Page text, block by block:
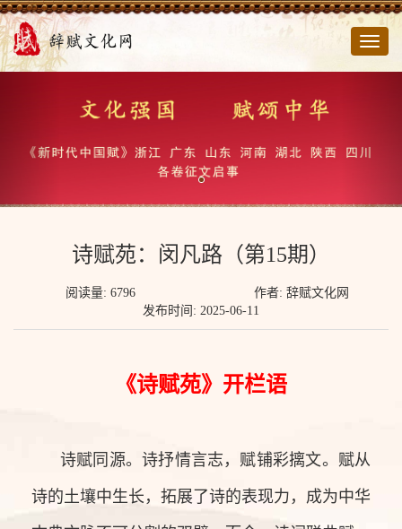
切
诗赋苑：闵凡路（第15期）
阅读量: 6796
作者: 辞赋文化网
发布时间: 2025-06-11
《诗赋苑》开栏语
诗赋同源。诗抒情言志，赋铺彩摛文。赋从
诗的土壤中生长，拓展了诗的表现力，成为中华